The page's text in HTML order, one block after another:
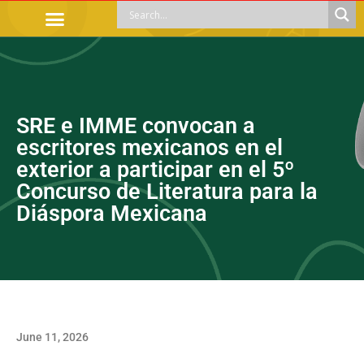
SRE e IMME convocan a
escritores mexicanos en el
exterior a participar en el 5º
Concurso de Literatura para la
Diáspora Mexicana
June 11, 2026